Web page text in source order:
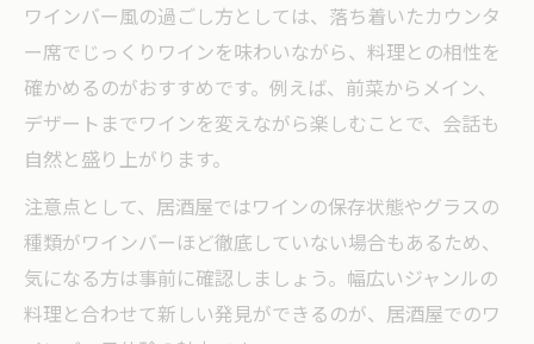
ワインバー風の過ごし方としては、落ち着いたカウンタ
ー席でじっくりワインを味わいながら、料理との相性を
確かめるのがおすすめです。例えば、前菜からメイン、
デザートまでワインを変えながら楽しむことで、会話も
自然と盛り上がります。
注意点として、居酒屋ではワインの保存状態やグラスの
種類がワインバーほど徹底していない場合もあるため、
気になる方は事前に確認しましょう。幅広いジャンルの
料理と合わせて新しい発見ができるのが、居酒屋でのワ